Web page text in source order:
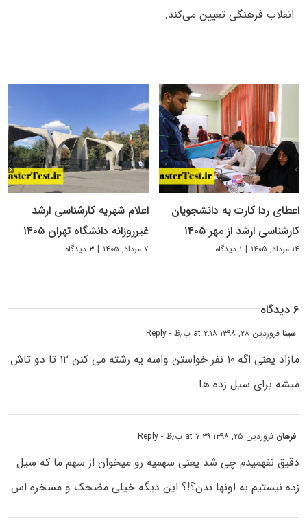
انقلاب فرهنگی تعیین می‌‌کند.
اعطای ردا کارت به دانشجویان
کارشناسی ارشد از مهر ۱۴۰۵
۱۴ مرداد, ۱۴۰۵ | ۱ دیدگاه
اعلام شهریه کارشناسی ارشد
غیرروزانه دانشگاه تهران ۱۴۰۵
۷ مرداد, ۱۴۰۵ | ۳ دیدگاه
۶ دیدگاه
سینافروردین ۲۸, ۱۳۹۸ at ۲:۱۸ ب٫ظ - Reply
مازاد یعنی اگه ۱۰ نفر خواستن واسه یه رشته می کنن ۱۲ تا دو تاش
میشه برای سیل زده ها.
فرهان فروردین ۲۵, ۱۳۹۸ at ۷:۳۹ ب٫ظ - Reply
دقیق نفهمیدم چی شد.یعنی سهمیه رو میخوان از سهم ما که سیل
زده نیستیم به اونها بدن؟!؟ این دیگه خیلی مضحک و مسخره اس